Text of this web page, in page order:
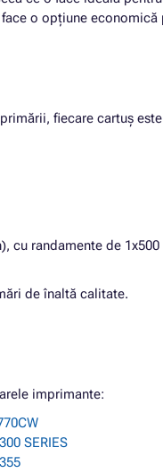
o opțiune
fiecare cartuș
randamente de
de înaltă calitate.
imprimante:
SERIES